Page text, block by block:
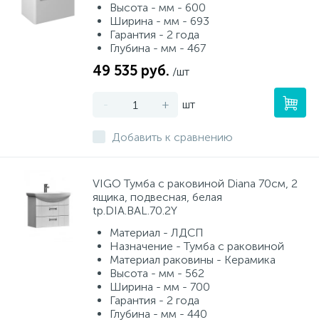
Высота - мм - 600
Ширина - мм - 693
Гарантия - 2 года
Глубина - мм - 467
49 535 руб. /шт
- + шт
Добавить к сравнению
VIGO Тумба с раковиной Diana 70см, 2
ящика, подвесная, белая
tp.DIA.BAL.70.2Y
Материал - ЛДСП
Назначение - Тумба с раковиной
Материал раковины - Керамика
Высота - мм - 562
Ширина - мм - 700
Гарантия - 2 года
Глубина - мм - 440